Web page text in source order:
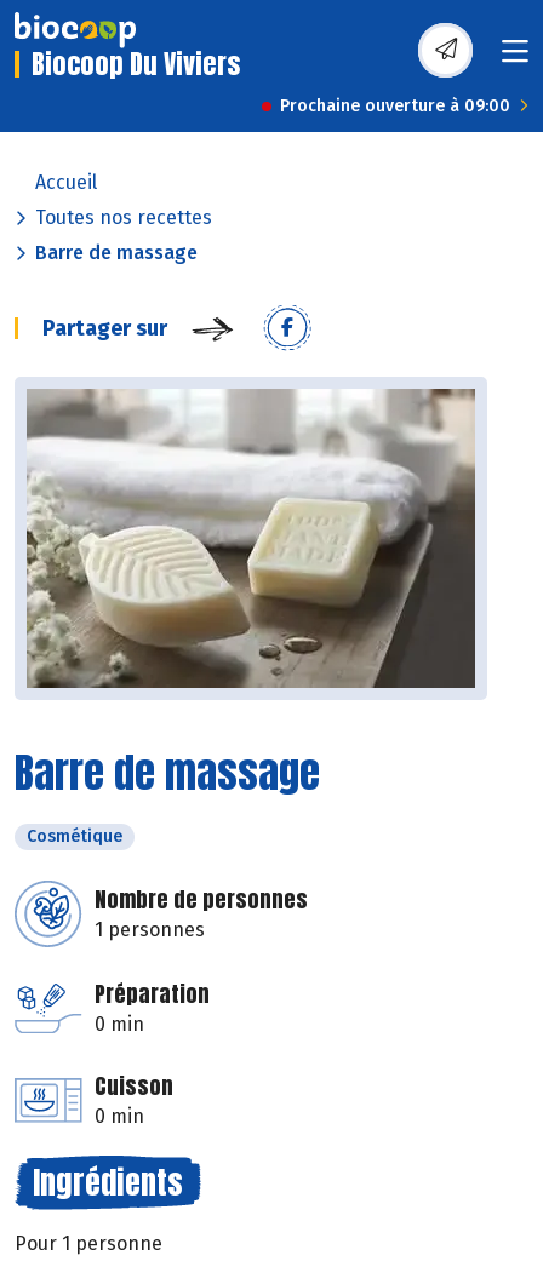
Biocoop Du Viviers
Prochaine ouverture à 09:00
Accueil
Toutes nos recettes
Barre de massage
Partager sur
Barre de massage
Cosmétique
Nombre de personnes
1 personnes
Préparation
0 min
Cuisson
0 min
Ingrédients
Pour 1 personne